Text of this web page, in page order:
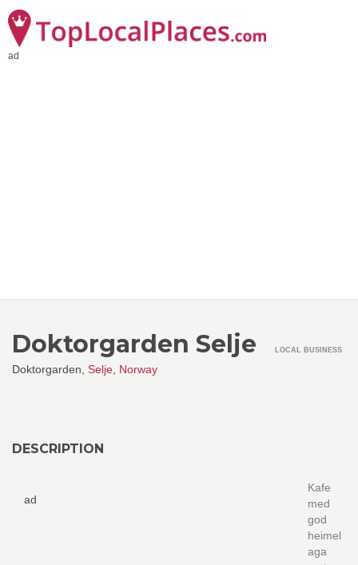
ad
Doktorgarden Selje
Doktorgarden, Selje Norway
LOCAL BUSINESS
DESCRIPTION
ad
Kafe
med
god
heimel
aga